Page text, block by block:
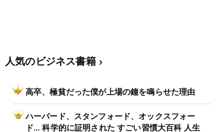
人気のビジネス書籍
高卒、極貧だった僕が上場の鐘を鳴らせた理由
ハーバード、スタンフォード、オックスフォー
ド… 科学的に証明された すごい習慣大百科 人生